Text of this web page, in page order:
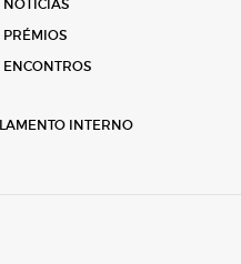
NOTÍCIAS
PRÉMIOS
ENCONTROS
INTERNO